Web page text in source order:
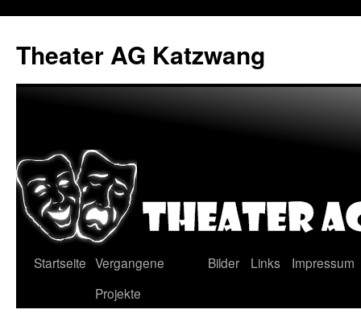
springen
Theater AG Katzwang
Startseite Vergangene
Projekte
Bilder Links Impressum